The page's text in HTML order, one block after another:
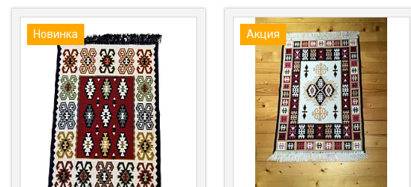
Новинка Акция